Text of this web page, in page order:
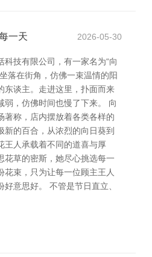
一天 2026-05-30
技有限公司，有一家名为“向
落在街角，仿佛一束温情的阳
东谈主。走进这里，扑面而来
弱，仿佛时间也慢了下来。 向
著称，店内摆放着各类各样的
新的百合，从浓烈的向日葵到
王人承载着不同的道喜与厚
花草的密斯，她尽心挑选每一
花束，只为让每一位顾主王人
意思好。 不管是节日直立、